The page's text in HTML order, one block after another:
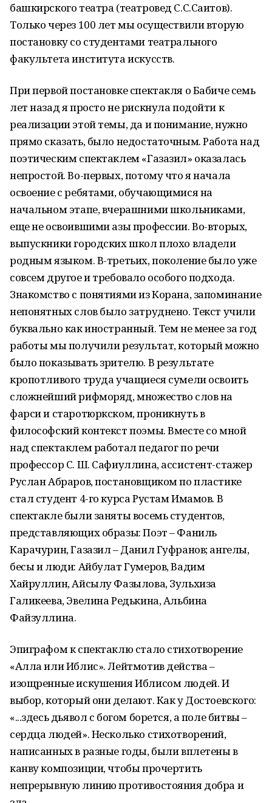
башкирского театра (театровед С.С.Саитов).
Только через 100 лет мы осуществили вторую
постановку со студентами театрального
факультета института искусств.
При первой постановке спектакля о Бабиче семь
лет назад я просто не рискнула подойти к
реализации этой темы, да и понимание, нужно
прямо сказать, было недостаточным. Работа над
поэтическим спектаклем «Газазил» оказалась
непростой. Во-первых, потому что я начала
освоение с ребятами, обучающимися на
начальном этапе, вчерашними школьниками,
еще не освоившими азы профессии. Во-вторых,
выпускники городских школ плохо владели
родным языком. В-третьих, поколение было уже
совсем другое и требовало особого подхода.
Знакомство с понятиями из Корана, запоминание
непонятных слов было затруднено. Текст учили
буквально как иностранный. Тем не менее за год
работы мы получили результат, который можно
было показывать зрителю. В результате
кропотливого труда учащиеся сумели освоить
сложнейший рифморяд, множество слов на
фарси и старотюркском, проникнуть в
философский контекст поэмы. Вместе со мной
над спектаклем работал педагог по речи
профессор С. Ш. Сафиуллина, ассистент-стажер
Руслан Абраров, постановщиком по пластике
стал студент 4-го курса Рустам Имамов. В
спектакле были заняты восемь студентов,
представляющих образы: Поэт – Фаниль
Карачурин, Газазил – Данил Гуфранов; ангелы,
бесы и люди: Айбулат Гумеров, Вадим
Хайруллин, Айсылу Фазылова, Зульхиза
Галикеева, Эвелина Редькина, Альбина
Файзуллина.
Эпиграфом к спектаклю стало стихотворение
«Алла или Иблис». Лейтмотив действа –
изощренные искушения Иблисом людей. И
выбор, который они делают. Как у Достоевского:
«...здесь дьявол с богом борется, а поле битвы –
сердца людей». Несколько стихотворений,
написанных в разные годы, были вплетены в
канву композиции, чтобы прочертить
непрерывную линию противостояния добра и